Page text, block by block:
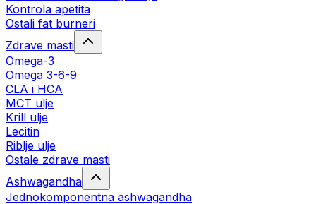
Kontrola apetita
Ostali fat burneri
Zdrave masti
Omega-3
Omega 3-6-9
CLA i HCA
MCT ulje
Krill ulje
Lecitin
Riblje ulje
Ostale zdrave masti
Ashwagandha
Jednokomponentna ashwagandha